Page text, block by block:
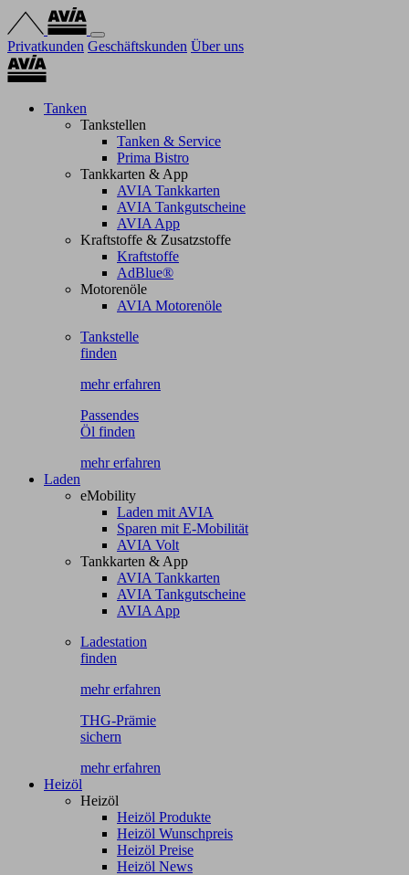
Privatkunden Geschäftskunden Über uns
Tanken
Tankstellen
Tanken & Service
Prima Bistro
Tankkarten & App
AVIA Tankkarten
AVIA Tankgutscheine
AVIA App
Kraftstoffe & Zusatzstoffe
Kraftstoffe
AdBlue®
Motorenöle
AVIA Motorenöle
Tankstelle
finden
mehr erfahren
Passendes
Öl finden
mehr erfahren
Laden
eMobility
Laden mit AVIA
Sparen mit E-Mobilität
AVIA Volt
Tankkarten & App
AVIA Tankkarten
AVIA Tankgutscheine
AVIA App
Ladestation
finden
mehr erfahren
THG-Prämie
sichern
mehr erfahren
Heizöl
Heizöl
Heizöl Produkte
Heizöl Wunschpreis
Heizöl Preise
Heizöl News